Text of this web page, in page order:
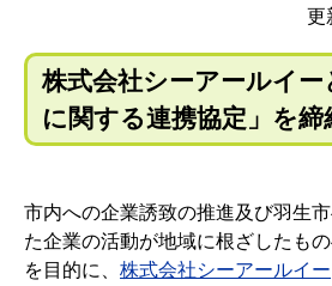
更
株式会社シーアールイー
に関する連携協定」を締
市内への企業誘致の推進及び羽生
た企業の活動が地域に根ざしたも
を目的に、 株式会社シーアールイー